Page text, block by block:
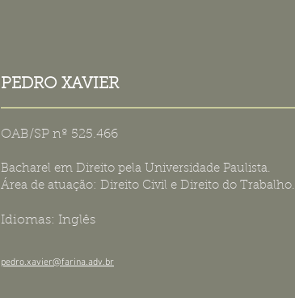
PEDRO XAVIER
OAB/SP nº 525.466
Bacharel em Direito pela Universidade Paulista.
Área de atuação: Direito Civil e Direito do Trabalho.
Idiomas: Inglês
pedro.xavier@farina.adv.br